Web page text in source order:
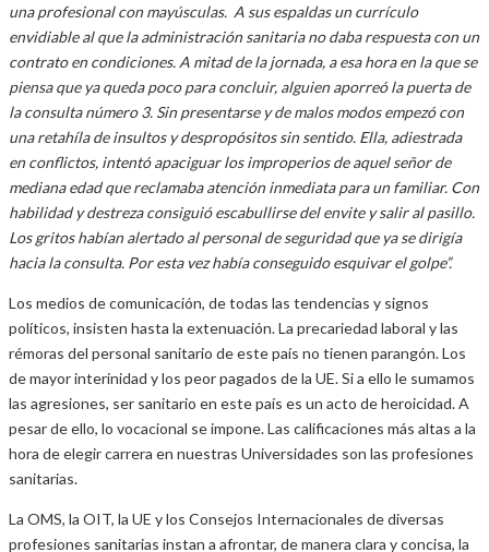
una profesional con mayúsculas. A sus espaldas un currículo
envidiable al que la administración sanitaria no daba respuesta con un
contrato en condiciones. A mitad de la jornada, a esa hora en la que se
piensa que ya queda poco para concluir, alguien aporreó la puerta de
la consulta número 3. Sin presentarse y de malos modos empezó con
una retahíla de insultos y despropósitos sin sentido. Ella, adiestrada
en conflictos, intentó apaciguar los improperios de aquel señor de
mediana edad que reclamaba atención inmediata para un familiar. Con
habilidad y destreza consiguió escabullirse del envite y salir al pasillo.
Los gritos habían alertado al personal de seguridad que ya se dirigía
hacia la consulta. Por esta vez había conseguido esquivar el golpe”.
Los medios de comunicación, de todas las tendencias y signos
políticos, insisten hasta la extenuación. La precariedad laboral y las
rémoras del personal sanitario de este país no tienen parangón. Los
de mayor interinidad y los peor pagados de la UE. Si a ello le sumamos
las agresiones, ser sanitario en este país es un acto de heroicidad. A
pesar de ello, lo vocacional se impone. Las calificaciones más altas a la
hora de elegir carrera en nuestras Universidades son las profesiones
sanitarias.
La OMS, la OIT, la UE y los Consejos Internacionales de diversas
profesiones sanitarias instan a afrontar, de manera clara y concisa, la